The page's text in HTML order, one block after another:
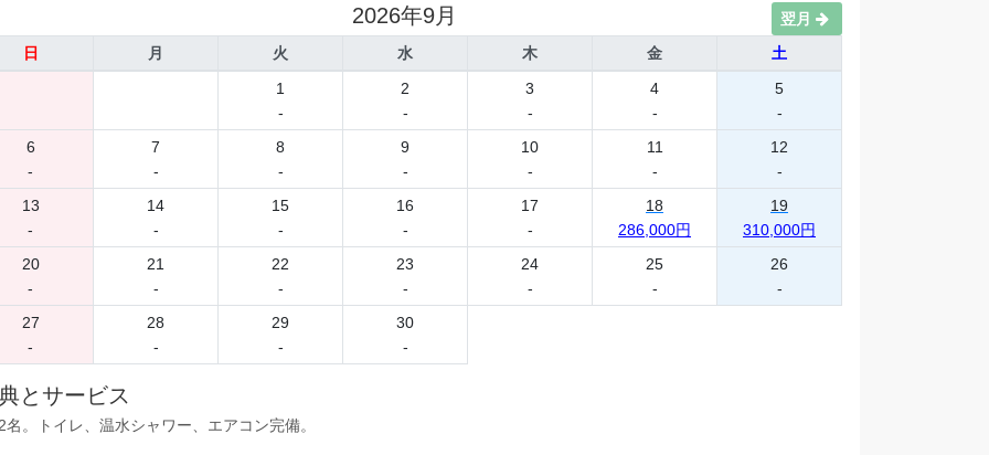
2026年9月
翌月
日
月 火 水 木 金
土
1
-
2
-
3
-
4
-
5
-
6
-
7
-
8
-
9
-
10
-
11
-
12
-
13
-
14
-
15
-
16
-
17
-
18
286,000円
19
310,000円
20
-
21
-
22
-
23
-
24
-
25
-
26
-
27
-
28
-
29
-
30
-
とサービス
名。トイレ、温水シャワー、エアコン完備。